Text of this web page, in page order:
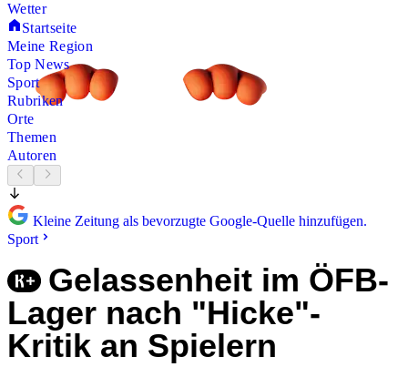
Wetter
Startseite
Meine Region
Top News
Sport
Rubriken
Orte
Themen
Autoren
Kleine Zeitung als bevorzugte Google-Quelle hinzufügen.
Sport
Gelassenheit im ÖFB-
Lager nach "Hicke"-
Kritik an Spielern